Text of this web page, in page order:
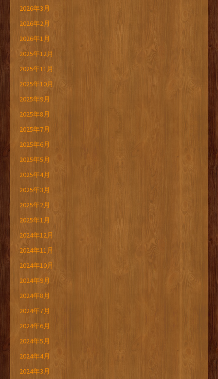
2026年3月
2026年2月
2026年1月
2025年12月
2025年11月
2025年10月
2025年9月
2025年8月
2025年7月
2025年6月
2025年5月
2025年4月
2025年3月
2025年2月
2025年1月
2024年12月
2024年11月
2024年10月
2024年9月
2024年8月
2024年7月
2024年6月
2024年5月
2024年4月
2024年3月